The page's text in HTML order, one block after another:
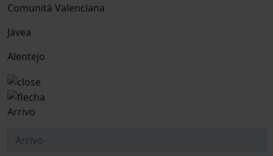
Comunità Valenciana
Jávea
Alentejo
Arrivo